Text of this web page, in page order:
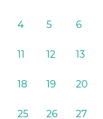
4 5 6
11 12 13
18 19 20
25 26 27